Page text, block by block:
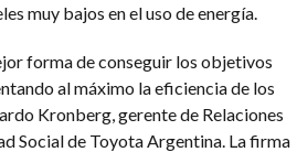
muy bajos en el uso de energía.
forma de conseguir los objetivos
al máximo la eficiencia de los
Kronberg, gerente de Relaciones
Social de Toyota Argentina. La firma